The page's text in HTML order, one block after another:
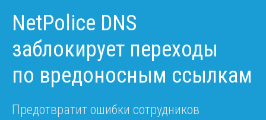
NetPolice DNS
заблокирует переходы
по вредоносным ссылкам
Предотвратит ошибки сотрудников